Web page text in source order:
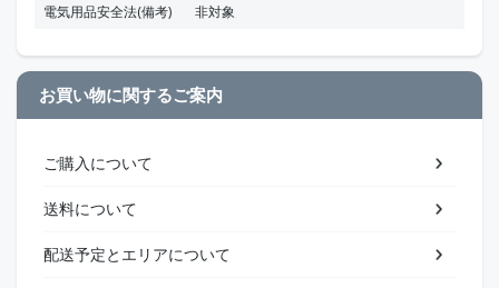
電気用品安全法(備考) 非対象
お買い物に関するご案内
ご購入について
送料について
配送予定とエリアについて